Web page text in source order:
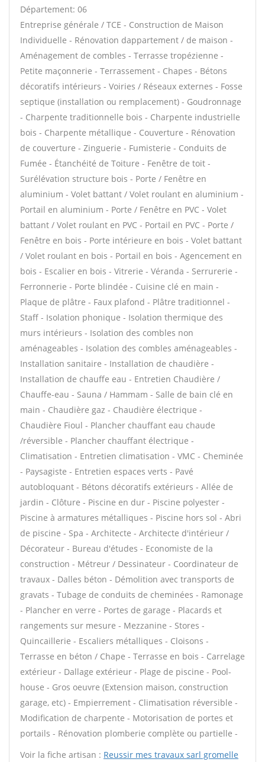
Département: 06
Entreprise générale / TCE - Construction de Maison
Individuelle - Rénovation dappartement / de maison -
Aménagement de combles - Terrasse tropézienne -
Petite maçonnerie - Terrassement - Chapes - Bétons
décoratifs intérieurs - Voiries / Réseaux externes - Fosse
septique (installation ou remplacement) - Goudronnage
- Charpente traditionnelle bois - Charpente industrielle
bois - Charpente métallique - Couverture - Rénovation
de couverture - Zinguerie - Fumisterie - Conduits de
Fumée - Étanchéité de Toiture - Fenêtre de toit -
Surélévation structure bois - Porte / Fenêtre en
aluminium - Volet battant / Volet roulant en aluminium -
Portail en aluminium - Porte / Fenêtre en PVC - Volet
battant / Volet roulant en PVC - Portail en PVC - Porte /
Fenêtre en bois - Porte intérieure en bois - Volet battant
/ Volet roulant en bois - Portail en bois - Agencement en
bois - Escalier en bois - Vitrerie - Véranda - Serrurerie -
Ferronnerie - Porte blindée - Cuisine clé en main -
Plaque de plâtre - Faux plafond - Plâtre traditionnel -
Staff - Isolation phonique - Isolation thermique des
murs intérieurs - Isolation des combles non
aménageables - Isolation des combles aménageables -
Installation sanitaire - Installation de chaudière -
Installation de chauffe eau - Entretien Chaudière /
Chauffe-eau - Sauna / Hammam - Salle de bain clé en
main - Chaudière gaz - Chaudière électrique -
Chaudière Fioul - Plancher chauffant eau chaude
/réversible - Plancher chauffant électrique -
Climatisation - Entretien climatisation - VMC - Cheminée
- Paysagiste - Entretien espaces verts - Pavé
autobloquant - Bétons décoratifs extérieurs - Allée de
jardin - Clôture - Piscine en dur - Piscine polyester -
Piscine à armatures métalliques - Piscine hors sol - Abri
de piscine - Spa - Architecte - Architecte d'intérieur /
Décorateur - Bureau d'études - Economiste de la
construction - Métreur / Dessinateur - Coordinateur de
travaux - Dalles béton - Démolition avec transports de
gravats - Tubage de conduits de cheminées - Ramonage
- Plancher en verre - Portes de garage - Placards et
rangements sur mesure - Mezzanine - Stores -
Quincaillerie - Escaliers métalliques - Cloisons -
Terrasse en béton / Chape - Terrasse en bois - Carrelage
extérieur - Dallage extérieur - Plage de piscine - Pool-
house - Gros oeuvre (Extension maison, construction
garage, etc) - Empierrement - Climatisation réversible -
Modification de charpente - Motorisation de portes et
portails - Rénovation plomberie complète ou partielle -
Voir la fiche artisan : Reussir mes travaux sarl gromelle